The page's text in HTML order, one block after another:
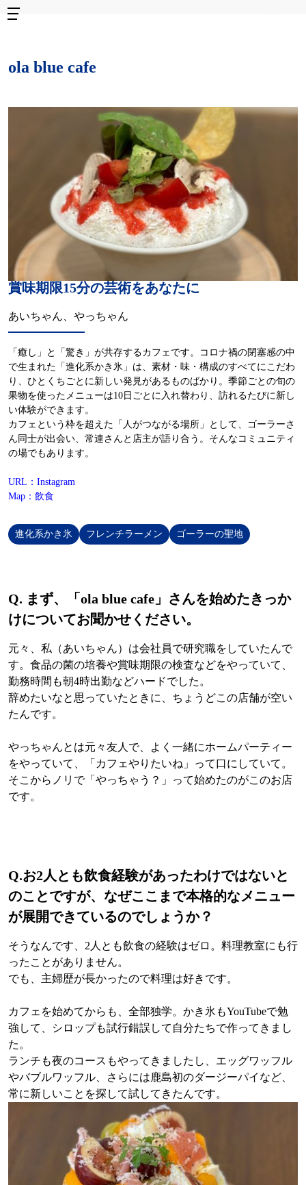
ola blue cafe
賞味期限15分の芸術をあなたに
あいちゃん、やっちゃん
「癒し」と「驚き」が共存するカフェです。コロナ禍の閉塞感の中
で生まれた「進化系かき氷」は、素材・味・構成のすべてにこだわ
り、ひとくちごとに新しい発見があるものばかり。季節ごとの旬の
果物を使ったメニューは10日ごとに入れ替わり、訪れるたびに新し
い体験ができます。
カフェという枠を超えた「人がつながる場所」として、ゴーラーさ
ん同士が出会い、常連さんと店主が語り合う。そんなコミュニティ
の場でもあります。
URL：Instagram
Map：飲食
進化系かき氷 フレンチラーメン ゴーラーの聖地
Q. まず、「ola blue cafe」さんを始めたきっか
けについてお聞かせください。
元々、私（あいちゃん）は会社員で研究職をしていたんで
す。食品の菌の培養や賞味期限の検査などをやっていて、
勤務時間も朝4時出勤などハードでした。
辞めたいなと思っていたときに、ちょうどこの店舗が空い
たんです。
やっちゃんとは元々友人で、よく一緒にホームパーティー
をやっていて、「カフェやりたいね」って口にしていて。
そこからノリで「やっちゃう？」って始めたのがこのお店
です。
Q.お2人とも飲食経験があったわけではないと
のことですが、なぜここまで本格的なメニュー
が展開できているのでしょうか？
そうなんです、2人とも飲食の経験はゼロ。料理教室にも行
ったことがありません。
でも、主婦歴が長かったので料理は好きです。
カフェを始めてからも、全部独学。かき氷もYouTubeで勉
強して、シロップも試行錯誤して自分たちで作ってきまし
た。
ランチも夜のコースもやってきましたし、エッグワッフル
やバブルワッフル、さらには鹿島初のダージーパイなど、
常に新しいことを探して試してきたんです。